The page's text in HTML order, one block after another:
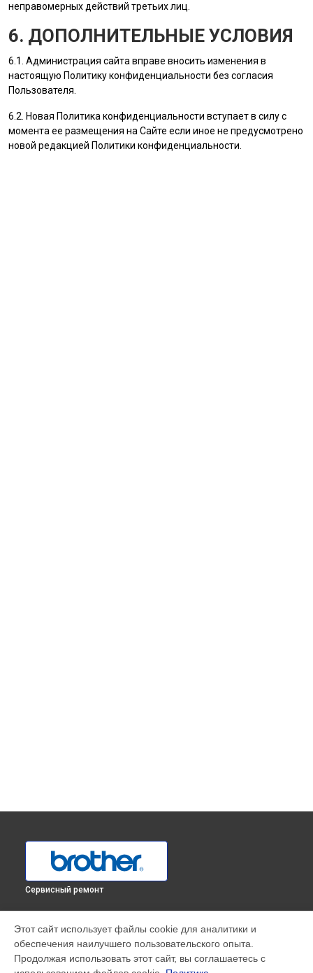
неправомерных действий третьих лиц.
6. ДОПОЛНИТЕЛЬНЫЕ УСЛОВИЯ
6.1. Администрация сайта вправе вносить изменения в
настоящую Политику конфиденциальности без согласия
Пользователя
6.2. Новая Политика конфиденциальности вступает в силу с
момента ее размещения на Сайте если иное не предусмотрено
новой редакцией Политики конфиденциальности.
Сервисный ремонт
МФУ
Принтер
Этот сайт использует файлы cookie для аналитики и
обеспечения наилучшего пользовательского опыта.
Продолжая использовать этот сайт, вы соглашаетесь с